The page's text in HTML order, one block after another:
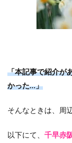
「本記事で紹介が
かった…」
そんなときは、周
以下にて、 千早赤